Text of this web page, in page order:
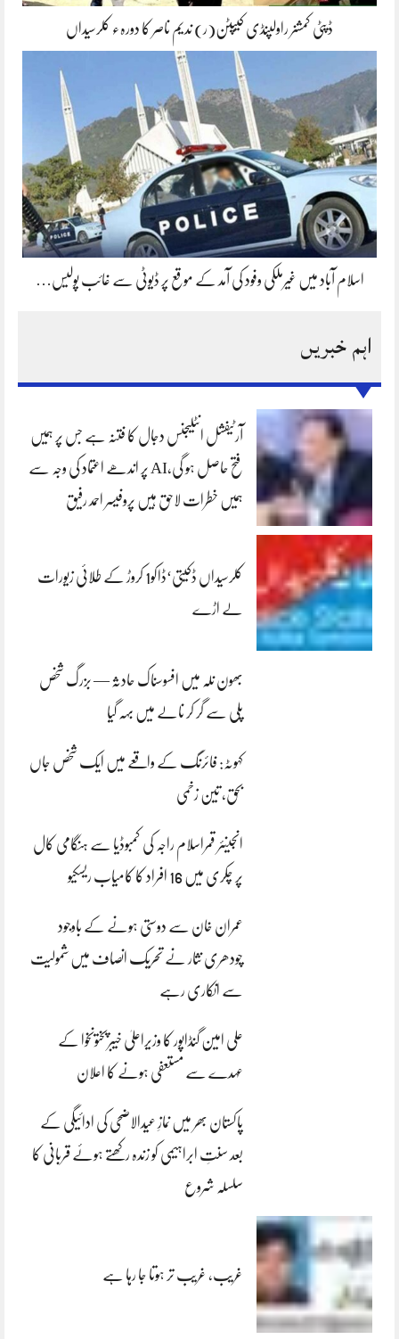
ڈپٹی کمشنر راولپنڈی کیپٹن(ر) ندیم ناصر کا دورہء کلرسیداں
اسلام آباد میں غیرملکی وفود کی آمد کے موقع پر ڈیوٹی سے غائب پولیس…
اہم خبریں
آرٹیفشل انٹلیجنس دجال کا فتنہ ہے جس پر ہمیں
فتح حاصل ہو گی،AI پر اندھے اعتماد کی وجہ سے
ہمیں خطرات لاحق ہیں پروفیسر احمد رفیق
کلرسیداں ڈکیتی‘ڈاکو1 کروڑ کے طلائی زیورات
لے اڑے
بھون نلہ میں افسوسناک حادثہ — بزرگ شخص
پلی سے گر کر نالے میں بہہ گیا
کہوٹہ: فائرنگ کے واقعے میں ایک شخص جاں
بحق، تین زخمی
انجینئر قمراسلام راجہ کی کمبوڈیا سے ہنگامی کال
پر چکری میں 16 افراد کا کامیاب ریسکیو
عمران خان سے دوستی ہونے کے باوجود
چودھری نثار نے تحریک انصاف میں شمولیت
سے انکاری رہے
علی امین گنڈاپور کا وزیراعلیٰ خیبرپختونخوا کے
عہدے سے مستعفی ہونے کا اعلان
پاکستان بھر میں نمازِ عیدالاضحی کی ادائیگی کے
بعد سنتِ ابراہیمی کو زندہ رکھتے ہوئے قربانی کا
سلسلہ شروع
غریب، غریب تر ہوتا جا رہا ہے